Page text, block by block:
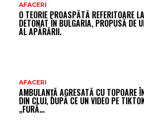
AFACERI
O TEORIE PROASPĂTĂ REFERITOARE
DETONAT ÎN BULGARIA, PROPUSĂ DE
AL APĂRĂRII.
AFACERI
AMBULANȚĂ AGRESATĂ CU TOPOARE
DIN CLUJ, DUPĂ CE UN VIDEO PE
„FURĂ…